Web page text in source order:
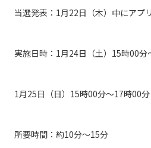
当選発表：1月22日（木）中にアプ
実施日時：1月24日（土）15時00分
1月25日（日）15時00分〜17時00分
所要時間：約10分〜15分